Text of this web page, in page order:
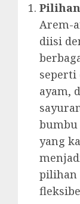
Pilihan
Arem-
diisi
seperti
ayam,
bumbu
yang
pilihan